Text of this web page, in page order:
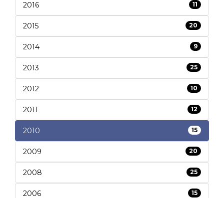
2016 11
2015 20
2014 9
2013 25
2012 10
2011 12
2010 15
2009 20
2008 25
2006 15